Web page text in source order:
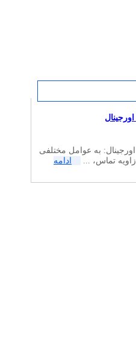
قیمت بلبرینگ تماس زاویه ای FAG اورجینال: به عوامل مختلفی
تماس، ...
ادامه